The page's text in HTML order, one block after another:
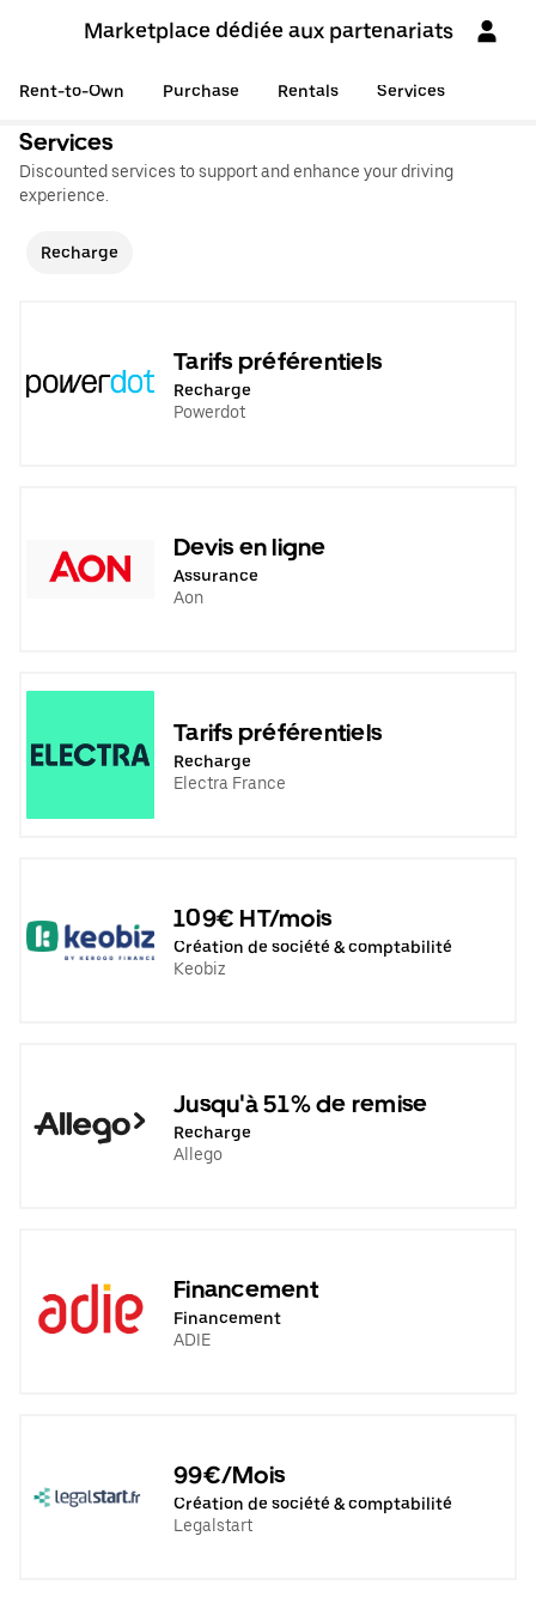
Marketplace dédiée aux partenariats
Rent-to-Own Purchase Rentals Services
Services
Discounted services to support and enhance your driving
experience.
Recharge
Tarifs préférentiels
Recharge
Powerdot
Devis en ligne
Assurance
Aon
Tarifs préférentiels
Recharge
Electra France
109€ HT/mois
Création de société & comptabilité
Keobiz
Jusqu'à 51% de remise
Recharge
Allego
Financement
Financement
ADIE
99€/Mois
Création de société & comptabilité
Legalstart